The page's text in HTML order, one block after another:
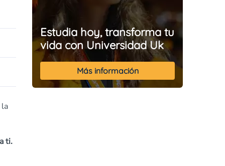
Estudia hoy, transforma tu
vida con Universidad Uk
Más información
ti.